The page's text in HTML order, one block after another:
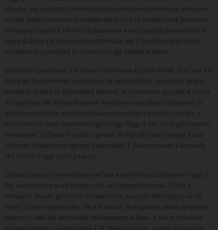
faticoso, ma soprattutto richiede quella conversione intellettuale prima che
morale, quella conversione intellettuale di cui ci ha parlato padre Beniamino,
monsignor Depalma, nel ritiro di Quaresima a noi sacerdoti presentando la
figura di Giona e la conversione intellettuale che il Dio d’Israele gli chiede
mandandolo a predicare la conversione agli abitanti di Ninive.
Dobbiamo riconoscere, e lo diciamo umilmente a partire da me, che l’arte e la
fatica del discernimento non trovano tra noi molti tifosi, ci manca il tempo,
talvolta la docilità, la disponibilità interiore, la conversione appunto, e a furia
di rispondere alle domande urgenti manchiamo a quelle più importanti. Ci
attardiamo su tante cose che riteniamo importanti ma non lo sono più, e
trascuriamo le cose veramente urgenti oggi, l’oggi di Dio: l’evangelizzazione,
la missione, la Chiesa in uscita, i giovani, le sfide del nostro tempo. E così
filtriamo il moscerino e ingoiamo il cammello!». E diamo risposte a domande
che l’uomo di oggi non si pone più.
Cari amici , se non ci esercitiamo nell’arte e nella fatica di discernere l’oggi di
Dio, certamente prevale il criterio del «
si è sempre fatto così
». E tutto è
sempre lo stesso: gli incontri di catechismo, salvo poi che i ragazzi se ne
vanno; l’omelia domenicale, che è la stessa, mutuando le parole dal grande
Manzoni, «
dalle Alpi alle piramidi, dal Manzanarre al Reno
», e senza fatica può
essere riscaldata nel microonde. E le chiese chiudono quando comincia la